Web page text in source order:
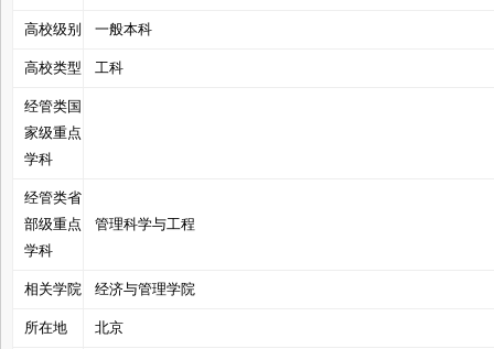
高校级别 一般本科
高校类型 工科
经管类国
家级重点
学科
经管类省
部级重点
学科
管理科学与工程
相关学院 经济与管理学院
所在地 北京